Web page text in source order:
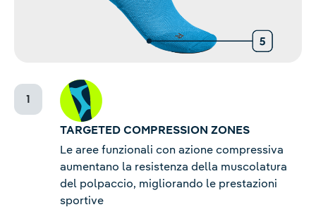
TARGETED COMPRESSION ZONES
Le aree funzionali con azione compressiva
aumentano la resistenza della muscolatura
del polpaccio, migliorando le prestazioni
sportive